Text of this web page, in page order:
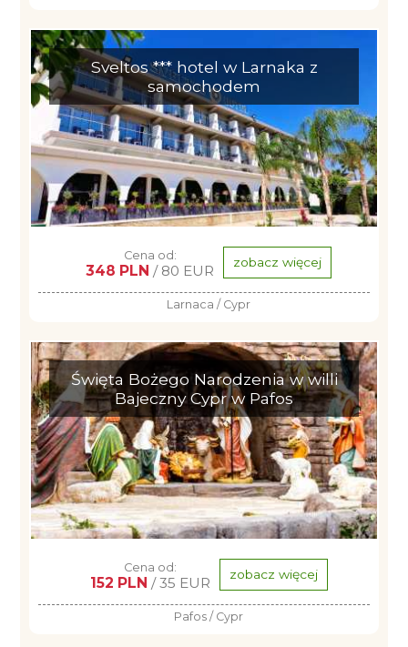
Sveltos *** hotel w Larnaka z
samochodem
Cena od:
348 PLN / 80 EUR zobacz więcej
Larnaca / Cypr
Święta Bożego Narodzenia w willi
Bajeczny Cypr w Pafos
Cena od:
152 PLN / 35 EUR zobacz więcej
Pafos / Cypr